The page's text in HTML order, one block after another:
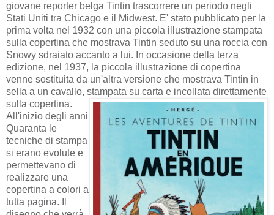
giovane reporter belga Tintin trascorrere un periodo negli
Stati Uniti tra Chicago e il Midwest. E' stato pubblicato per la
prima volta nel 1932 con una piccola illustrazione stampata
sulla copertina che mostrava Tintin seduto su una roccia con
Snowy sdraiato accanto a lui. In occasione della terza
edizione, nel 1937, la piccola illustrazione di copertina
venne sostituita da un'altra versione che mostrava Tintin in
sella a un cavallo, stampata su carta e incollata direttamente
sulla copertina.
All'inizio degli anni
Quaranta le
tecniche di stampa
si erano evolute e
permettevano di
realizzare una
copertina a colori a
tutta pagina. Il